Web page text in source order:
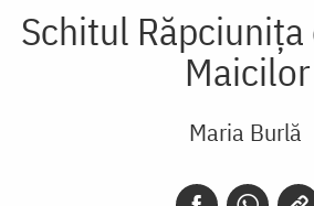
Schitul Răpciunița
Maicilor
Maria Burlă